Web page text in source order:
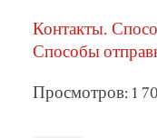
Контакты.
Способы
Просмотров: 1